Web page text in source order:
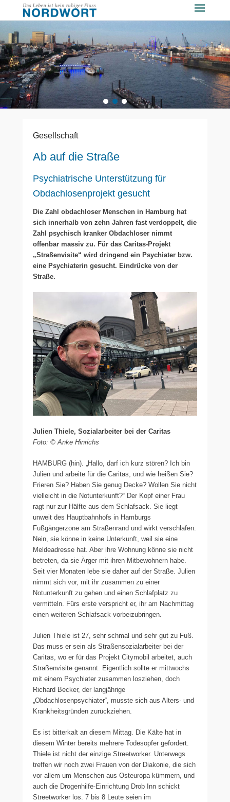
1 2 3
Gesellschaft
Ab auf die Straße
Psychiatrische Unterstützung für
Obdachlosenprojekt gesucht
Die Zahl obdachloser Menschen in Hamburg hat
sich innerhalb von zehn Jahren fast verdoppelt, die
Zahl psychisch kranker Obdachloser nimmt
offenbar massiv zu. Für das Caritas-Projekt
„Straßenvisite“ wird dringend ein Psychiater bzw.
eine Psychiaterin gesucht. Eindrücke von der
Straße.
Julien Thiele, Sozialarbeiter bei der Caritas
Foto: © Anke Hinrichs
HAMBURG (hin). „Hallo, darf ich kurz stören? Ich bin
Julien und arbeite für die Caritas, und wie heißen Sie?
Frieren Sie? Haben Sie genug Decke? Wollen Sie nicht
vielleicht in die Notunterkunft?“ Der Kopf einer Frau
ragt nur zur Hälfte aus dem Schlafsack. Sie liegt
unweit des Hauptbahnhofs in Hamburgs
Fußgängerzone am Straßenrand und wirkt verschlafen.
Nein, sie könne in keine Unterkunft, weil sie eine
Meldeadresse hat. Aber ihre Wohnung könne sie nicht
betreten, da sie Ärger mit ihren Mitbewohnern habe.
Seit vier Monaten lebe sie daher auf der Straße. Julien
nimmt sich vor, mit ihr zusammen zu einer
Notunterkunft zu gehen und einen Schlafplatz zu
vermitteln. Fürs erste verspricht er, ihr am Nachmittag
einen weiteren Schlafsack vorbeizubringen.
Julien Thiele ist 27, sehr schmal und sehr gut zu Fuß.
Das muss er sein als Straßensozialarbeiter bei der
Caritas, wo er für das Projekt Citymobil arbeitet, auch
Straßenvisite genannt. Eigentlich sollte er mittwochs
mit einem Psychiater zusammen losziehen, doch
Richard Becker, der langjährige
„Obdachlosenpsychiater“, musste sich aus Alters- und
Krankheitsgründen zurückziehen.
Es ist bitterkalt an diesem Mittag. Die Kälte hat in
diesem Winter bereits mehrere Todesopfer gefordert.
Thiele ist nicht der einzige Streetworker. Unterwegs
treffen wir noch zwei Frauen von der Diakonie, die sich
vor allem um Menschen aus Osteuropa kümmern, und
auch die Drogenhilfe-Einrichtung Drob Inn schickt
Streetworker los. 7 bis 8 Leute seien im